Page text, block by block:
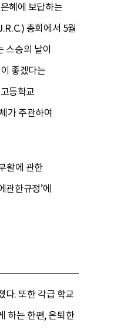
혜에 보답하는
총회에서 5월
스승의 날이
좋겠다는
등학교
가 주관하여
활에 관한
한규정’에
다. 또한 각급 학교
하는 한편, 은퇴한